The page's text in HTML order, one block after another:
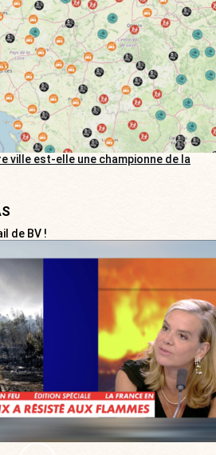
ville est-elle une championne de la
de BV !